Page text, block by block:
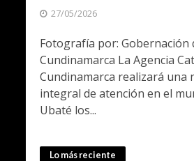
27/05/2026
Fotografía por: Gobernación
Cundinamarca La Agencia
Cundinamarca realizará una
integral de atención en el
Ubaté los...
Lo más reciente